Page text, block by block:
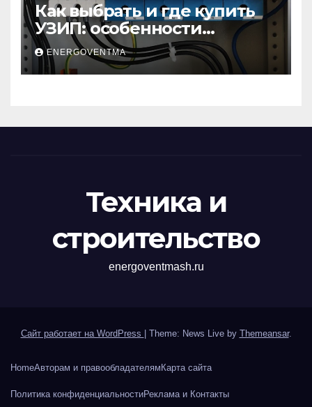
Как выбрать и где купить
УЗИП: особенности
устройств защиты от
импульсных
перенапряжений
ENERGOVENTMA
Техника и
строительство
energoventmash.ru
Сайт работает на WordPress Theme: News Live by Themeansar.
HomeАвторам и правообладателямКарта сайта
Политика конфиденциальностиРеклама и Контакты